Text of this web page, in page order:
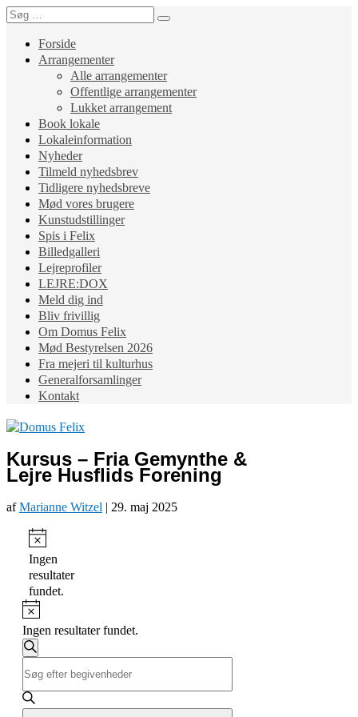
Forside
Arrangementer
Alle arrangementer
Offentlige arrangementer
Lukket arrangement
Book lokale
Lokaleinformation
Nyheder
Tilmeld nyhedsbrev
Tidligere nyhedsbreve
Mød vores brugere
Kunstudstillinger
Spis i Felix
Billedgalleri
Lejreprofiler
LEJRE:DOX
Meld dig ind
Bliv frivillig
Om Domus Felix
Mød Bestyrelsen 2026
Fra mejeri til kulturhus
Generalforsamlinger
Kontakt
Kursus – Fria Gemynthe &
Lejre Husflids Forening
afMarianne Witzel | 29. maj 2025
Begivenheder
Notice
Ingen
resultater
fundet.
Notice
Ingen resultater fundet.
Begivenheder
Søgning
og
visninger
Navigation
Søg
efter
nøgleord.
Søg
efter